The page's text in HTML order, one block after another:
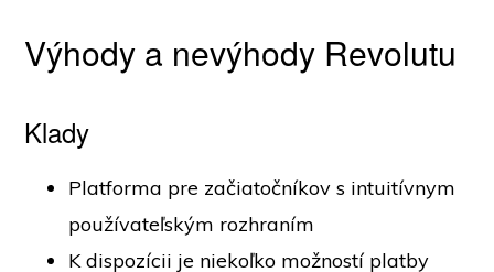
Výhody a nevýhody Revolutu
Klady
Platforma pre začiatočníkov s intuitívnym
používateľským rozhraním
K dispozícii je niekoľko možností platby